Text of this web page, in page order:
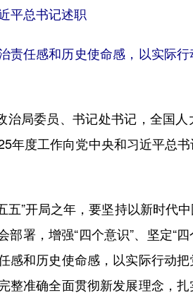
平总书记述职
责任感和历史使命感，以实际
委员、书记处书记，全国人
年度工作向党中央和习近平总
开局之年，要坚持以新时代中
署，增强“四个意识”、坚定“四
感和历史使命感，以实际行动
整准确全面贯彻新发展理念，